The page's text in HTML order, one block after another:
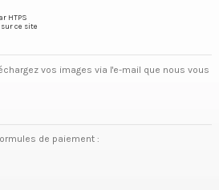
HTPS
ce site
vos images via l'e-mail que nous vous
de paiement :